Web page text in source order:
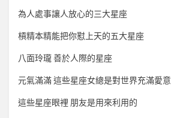
為人處事讓人放心的三大星座
槓精本精能把你懟上天的五大星座
八面玲瓏 善於人際的星座
元氣滿滿 這些星座女總是對世界充滿愛意
這些星座眼裡 朋友是用來利用的